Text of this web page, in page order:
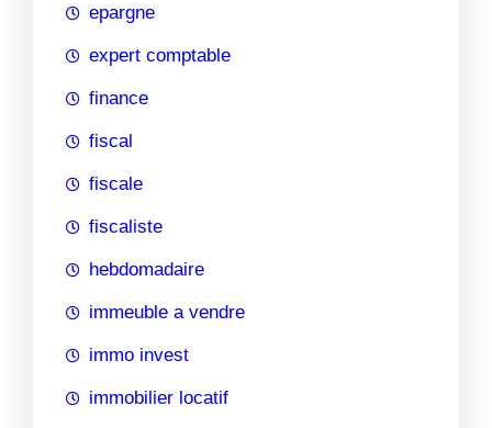
epargne
expert comptable
finance
fiscal
fiscale
fiscaliste
hebdomadaire
immeuble a vendre
immo invest
immobilier locatif